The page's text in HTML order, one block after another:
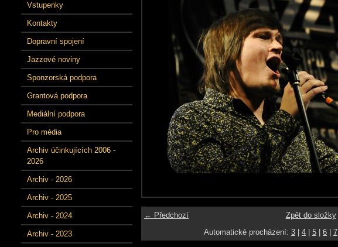
Vstupenky
Kontakty
Dopravní spojení
Jazzové noviny
Sponzorská podpora
Grantová podpora
Mediální podpora
Pro média
Archiv účinkujících 2006 -
2026
Archiv - 2026
Archiv - 2025
Archiv - 2024
Archiv - 2023
← Předchozí
Zpět do složky
Automatické procházení: 3 4 5 6 7